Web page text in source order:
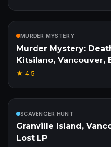
MURDER MYSTERY
Murder Mystery:
Kitsilano, Vancouver,
★ 4.5
SCAVENGER HUNT
Granville Island,
Lost LP